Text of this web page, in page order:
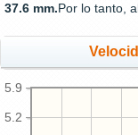
37.6 mm.Por lo tanto,
5.2
5.9